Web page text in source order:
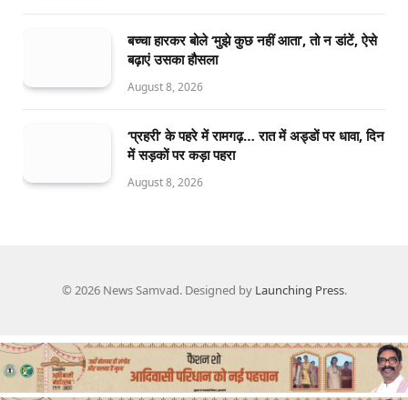
बच्चा हारकर बोले ‘मुझे कुछ नहीं आता’, तो न डांटें, ऐसे
बढ़ाएं उसका हौसला
August 8, 2026
‘प्रहरी’ के पहरे में रामगढ़… रात में अड्डों पर धावा, दिन
में सड़कों पर कड़ा पहरा
August 8, 2026
© 2026 News Samvad. Designed by Launching Press.